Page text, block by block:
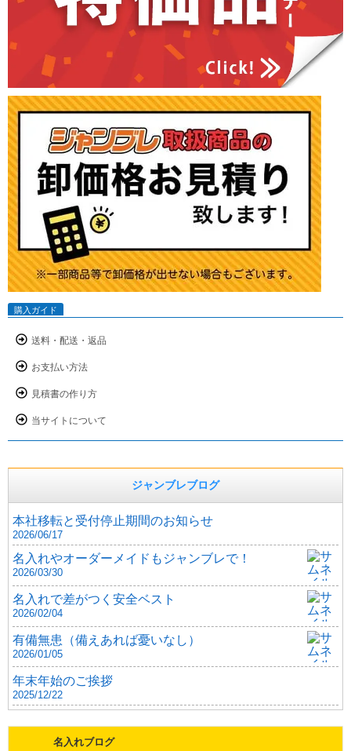
購入ガイド
送料・配送・返品
お支払い方法
見積書の作り方
当サイトについて
ジャンブレブログ
本社移転と受付停止期間のお知らせ
2026/06/17
名入れやオーダーメイドもジャンブレで！
2026/03/30
名入れで差がつく安全ベスト
2026/02/04
有備無患（備えあれば憂いなし）
2026/01/05
年末年始のご挨拶
2025/12/22
名入れブログ